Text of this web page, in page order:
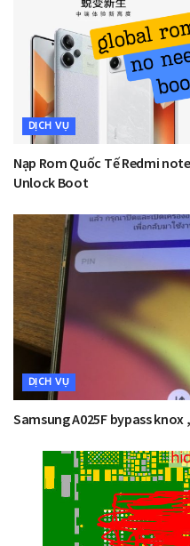
DỊCH VỤ
Nạp Rom Quốc Tế Redmi
Unlock Boot
DỊCH VỤ
Samsung A025F bypass knox